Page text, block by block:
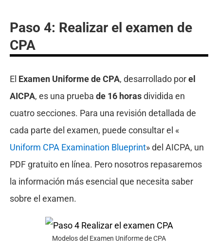
Paso 4: Realizar el examen de
CPA
El Examen Uniforme de CPA, desarrollado porel
AICPA, es una prueba de 16 horasdividida en
cuatro secciones. Para una revisión detallada de
cada parte del examen, puede consultar el «
Uniform CPA Examination Blueprint» del AICPA, un
PDF gratuito en línea. Pero nosotros repasaremos
la información más esencial que necesita saber
sobre el examen.
Modelos del Examen Uniforme de CPA